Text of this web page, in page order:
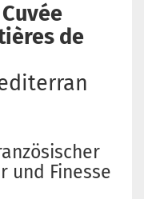
de
und Finesse